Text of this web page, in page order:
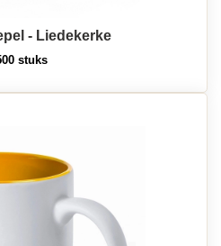
- Liedekerke
stuks